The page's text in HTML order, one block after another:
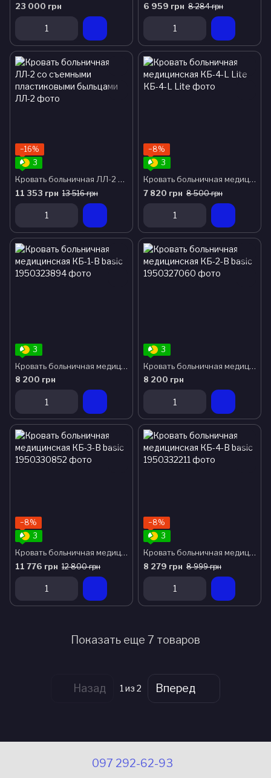
23 000 грн
6 959 грн 8 284 грн
−16%
3
Кровать больничная ЛЛ-2 со съемными пластиковыми быльцами
11 353 грн 13 516 грн
−8%
3
Кровать больничная медицинская КБ-4-L Lite
7 820 грн 8 500 грн
3
Кровать больничная медицинская КБ-1-В basic
8 200 грн
3
Кровать больничная медицинская КБ-2-В basic
8 200 грн
−8%
3
Кровать больничная медицинская КБ-3-В basic
11 776 грн 12 800 грн
−8%
3
Кровать больничная медицинская КБ-4-В basic
8 279 грн 8 999 грн
Показать еще 7 товаров
Назад 1 из 2 Вперед
097 292-62-93